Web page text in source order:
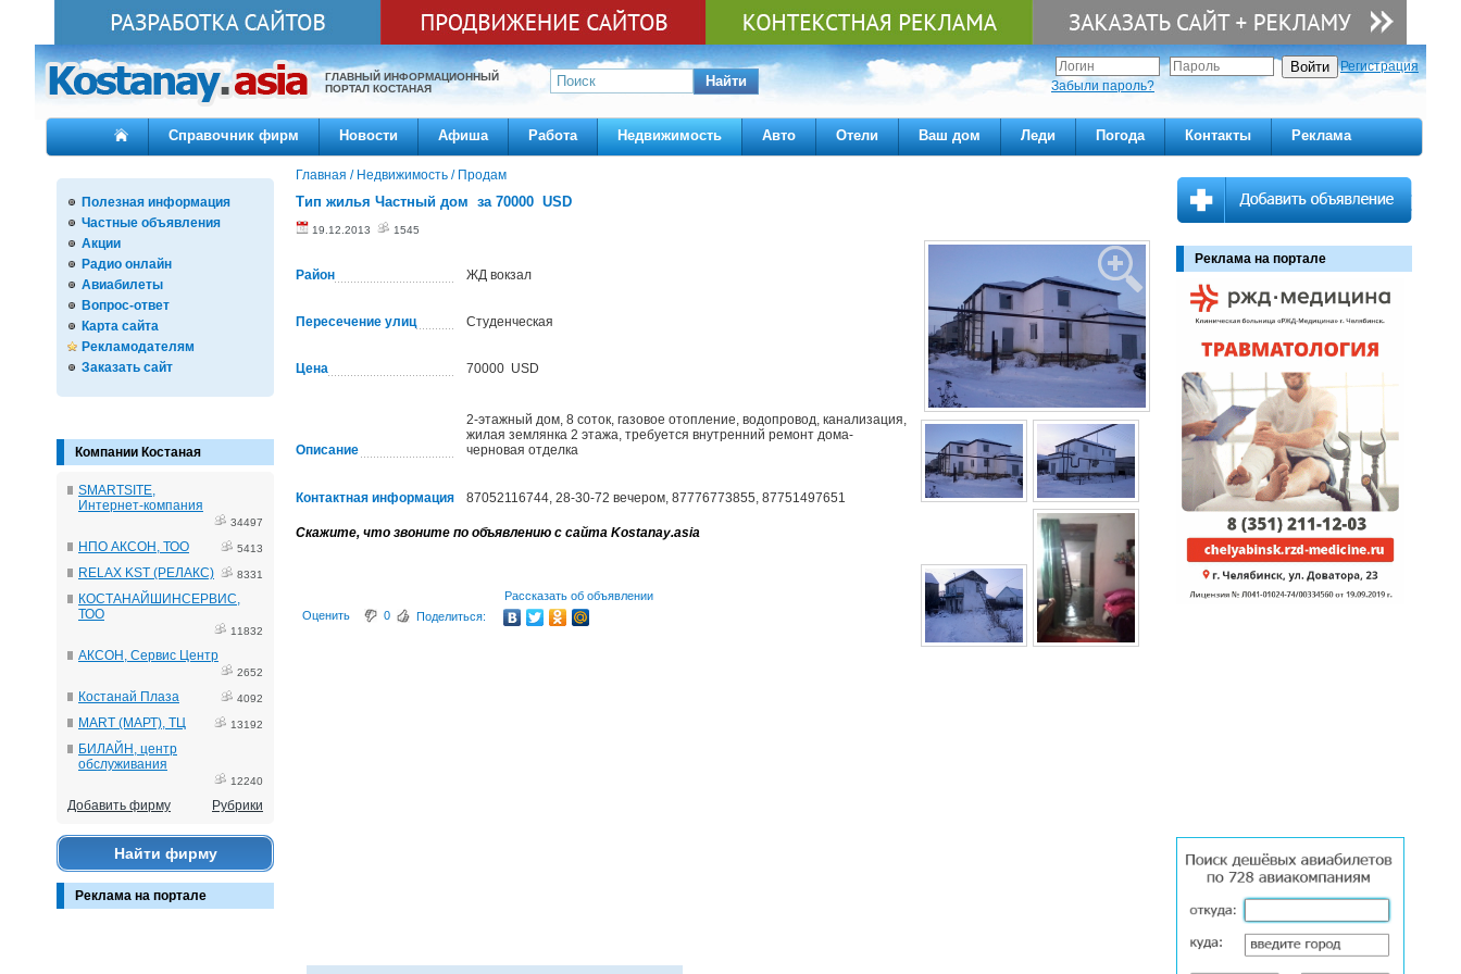
ГЛАВНЫЙ ИНФОРМАЦИОННЫЙ
ПОРТАЛ КОСТАНАЯ
Найти
Регистрация
Забыли пароль?
Справочник фирм Новости Афиша Работа Недвижимость Авто Отели Ваш дом Леди Погода Контакты Реклама
Полезная информация
Частные объявления
Акции
Радио онлайн
Авиабилеты
Вопрос-ответ
Карта сайта
Рекламодателям
Заказать сайт
Компании Костаная
SMARTSITE,
Интернет-компания
34497
НПО АКСОН, ТОО 5413
RELAX KST (РЕЛАКС) 8331
КОСТАНАЙШИНСЕРВИС,
ТОО
11832
АКСОН, Сервис Центр
2652
Костанай Плаза 4092
MART (МАРТ), ТЦ 13192
БИЛАЙН, центр
обслуживания
12240
Добавить фирму Рубрики
Найти фирму
Реклама на портале
Главная / Недвижимость / Продам
Тип жилья Частный дом за 70000 USD
19.12.2013 1545
Район ЖД вокзал
Пересечение улиц Студенческая
Цена 70000 USD
Описание
2-этажный дом, 8 соток, газовое отопление, водопровод, канализация,
жилая землянка 2 этажа, требуется внутренний ремонт дома-
черновая отделка
Контактная информация 87052116744, 28-30-72 вечером, 87776773855, 87751497651
Скажите, что звоните по объявлению с сайта Kostanay.asia
Рассказать об объявлении
Оценить
0 Поделиться:
Реклама на портале